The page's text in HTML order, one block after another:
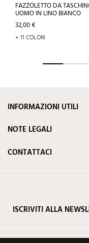
FAZZOLETTO DA
UOMO IN LINO BIANCO
Prezzo
32,00 €
+ 11 COLORI
INFORMAZIONI UTILI
NOTE LEGALI
CONTATTACI
ISCRIVITI ALLA